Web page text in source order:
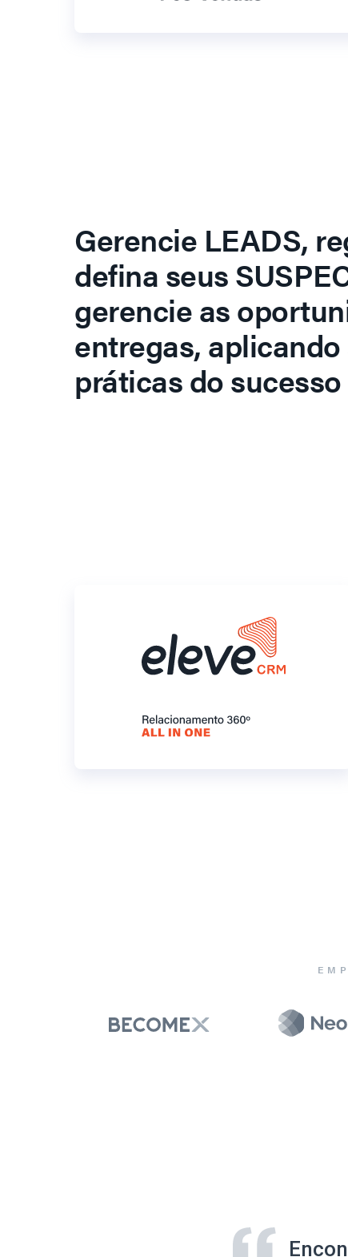
Gerencie LEADS,
defina seus
gerencie as
entregas,
práticas do